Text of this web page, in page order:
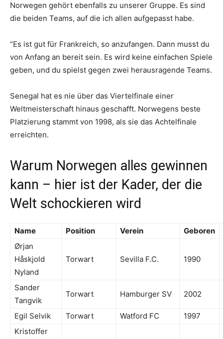
Norwegen gehört ebenfalls zu unserer Gruppe. Es sind
die beiden Teams, auf die ich allen aufgepasst habe.
“Es ist gut für Frankreich, so anzufangen. Dann musst du
von Anfang an bereit sein. Es wird keine einfachen Spiele
geben, und du spielst gegen zwei herausragende Teams.
Senegal hat es nie über das Viertelfinale einer
Weltmeisterschaft hinaus geschafft. Norwegens beste
Platzierung stammt von 1998, als sie das Achtelfinale
erreichten.
Warum Norwegen alles gewinnen
kann – hier ist der Kader, der die
Welt schockieren wird
Name Position Verein
Geboren
Ørjan
Håskjold
Nyland
Torwart Sevilla F.C. 1990
Sander
Tangvik
Torwart Hamburger SV 2002
Egil Selvik Torwart Watford FC
1997
Kristoffer